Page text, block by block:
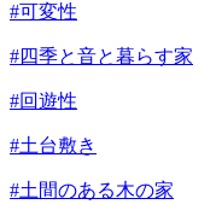
#可変性
#四季と音と暮らす家
#回遊性
#土台敷き
#土間のある木の家